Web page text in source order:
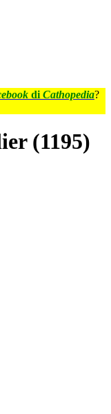
di Cathopedia?
(1195)